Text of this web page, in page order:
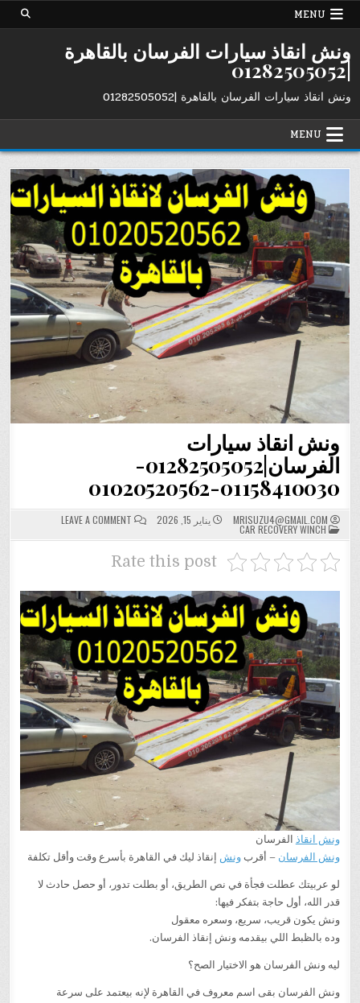
Skip
MENU
ونش انقاذ سيارات الفرسان بالقاهرة
|01282505052
ونش انقاذ سيارات الفرسان بالقاهرة |01282505052
MENU
ونش انقاذ سيارات
الفرسان|01282505052-
01158410030-01020520562
MRISUZU4@GMAIL.COM يناير 15, 2026 LEAVE A COMMENT
ON
ونش
انقاذ
POSTED
IN
CAR RECOVERY WINCH
Rate this post
ونش انقاذ الفرسان
ونش الفرسان – أقربونش إنقاذ ليك في القاهرة بأسرع وقت وأقل تكلفة
لو عربيتك عطلت فجأة في نص الطريق، أو بطلت تدور، أو حصل حادث لا
قدر الله، أول حاجة بتفكر فيها:
ونش يكون قريب، سريع، وسعره معقول
وده بالظبط اللي بيقدمه ونش إنقاذ الفرسان.
ليه ونش الفرسان هو الاختيار الصح؟
ونش الفرسان بقى اسم معروف في القاهرة لإنه بيعتمد على سرعة